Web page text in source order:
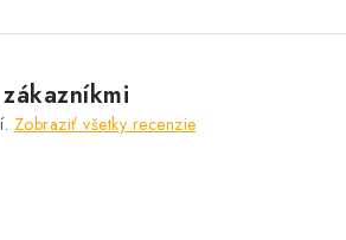
Zobraziť všetky recenzie